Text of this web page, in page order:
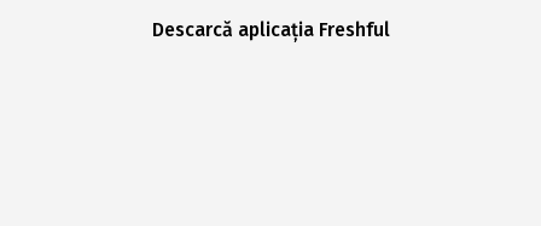
Descarcă aplicația Freshful